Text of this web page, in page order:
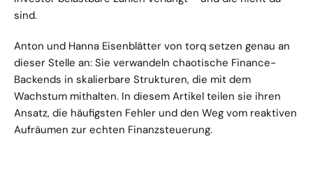
sind.
Anton und Hanna Eisenblätter von torq setzen genau an
dieser Stelle an: Sie verwandeln chaotische Finance-
Backends in skalierbare Strukturen, die mit dem
Wachstum mithalten. In diesem Artikel teilen sie ihren
Ansatz, die häufigsten Fehler und den Weg vom reaktiven
Aufräumen zur echten Finanzsteuerung.